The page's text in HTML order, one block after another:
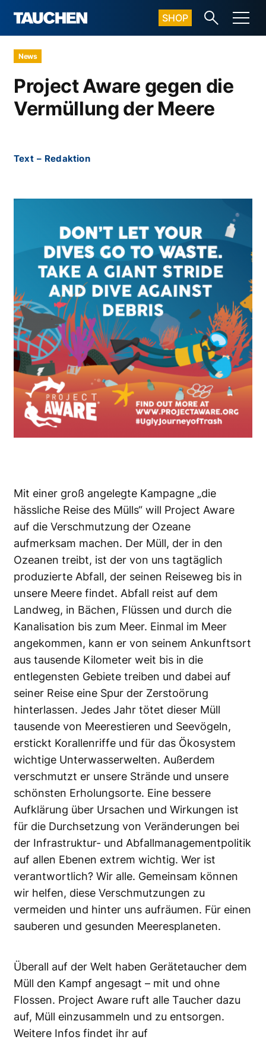
SHOP
News
Project Aware gegen die
Vermüllung der Meere
Text – Redaktion
Mit einer groß angelegte Kampagne „die
hässliche Reise des Mülls“ will Project Aware
auf die Verschmutzung der Ozeane
aufmerksam machen. Der Müll, der in den
Ozeanen treibt, ist der von uns tagtäglich
produzierte Abfall, der seinen Reiseweg bis in
unsere Meere findet. Abfall reist auf dem
Landweg, in Bächen, Flüssen und durch die
Kanalisation bis zum Meer. Einmal im Meer
angekommen, kann er von seinem Ankunftsort
aus tausende Kilometer weit bis in die
entlegensten Gebiete treiben und dabei auf
seiner Reise eine Spur der Zerstoörung
hinterlassen. Jedes Jahr tötet dieser Müll
tausende von Meerestieren und Seevögeln,
erstickt Korallenriffe und für das Ökosystem
wichtige Unterwasserwelten. Außerdem
verschmutzt er unsere Strände und unsere
schönsten Erholungsorte. Eine bessere
Aufklärung über Ursachen und Wirkungen ist
für die Durchsetzung von Veränderungen bei
der Infrastruktur- und Abfallmanagementpolitik
auf allen Ebenen extrem wichtig. Wer ist
verantwortlich? Wir alle. Gemeinsam können
wir helfen, diese Verschmutzungen zu
vermeiden und hinter uns aufräumen. Für einen
sauberen und gesunden Meeresplaneten.
Überall auf der Welt haben Gerätetaucher dem
Müll den Kampf angesagt – mit und ohne
Flossen. Project Aware ruft alle Taucher dazu
auf, Müll einzusammeln und zu entsorgen.
Weitere Infos findet ihr auf